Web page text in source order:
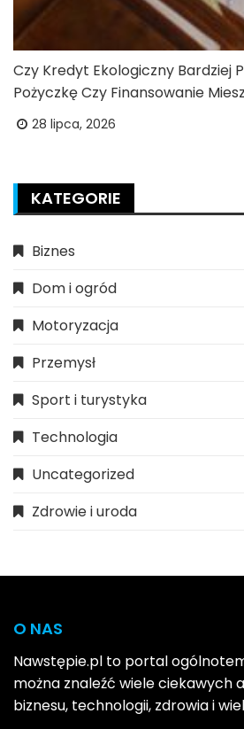
Czy Kredyt Ekologiczny Bardziej
Pożyczkę Czy Finansowanie
28 lipca, 2026
KATEGORIE
Biznes
Dom i ogród
Motoryzacja
Przemysł
Sport i turystyka
Technologia
Uncategorized
Zdrowie i uroda
O NAS
Nawstępie.pl to portal
można znaleźć wiele ciekawych
biznesu, technologii, zdrowia i